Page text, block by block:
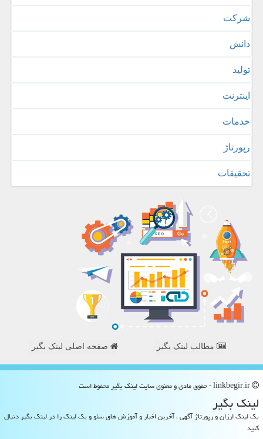
شركت
دانش
تولید
اینترنت
خدمات
رپورتاژ
تحقیقات
مطالب لینک بگیر صفحه اصلی لینک بگیر
لینك بگیر
بک لینک ارزان و رپورتاژ آگهی ، آخرین اخبار و آموزش های سئو و بک لینک را در لینک بگیر دنبال
کنید